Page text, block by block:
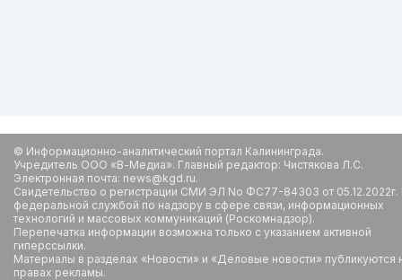
© Информационно-аналитический портал Калининграда.
Учредитель ООО «В-Медиа». Главный редактор: Чистякова Л.С.
Электронная почта: news@kgd.ru.
Свидетельство о регистрации СМИ ЭЛ No ФС77-84303 от
федеральной службой по надзору в сфере связи, информационных
технологий и массовых коммуникаций (Роскомнадзор).
Перепечатка информации возможна только с указанием активной
гиперссылки.
Материалы в разделах «Новости» и «Деловые новости» публикуются
правах рекламы.